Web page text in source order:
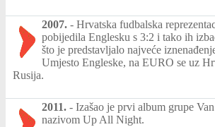
2007. - Hrvatska fudbalska
pobijedila Englesku s 3:2 i tako ih
što je predstavljalo najveće
Umjesto Engleske, na EURO se uz
Rusija.
2011. - Izašao je prvi album grupe
nazivom Up All Night.